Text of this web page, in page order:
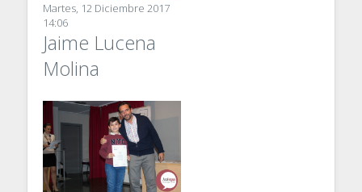
Martes, 12 Diciembre 2017
14:06
Jaime Lucena
Molina